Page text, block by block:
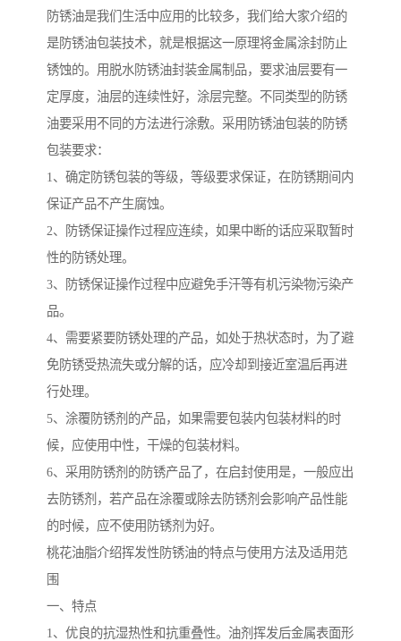
防锈油是我们生活中应用的比较多，我们给大家介绍的
是防锈油包装技术，就是根据这一原理将金属涂封防止
锈蚀的。用脱水防锈油封装金属制品，要求油层要有一
定厚度，油层的连续性好，涂层完整。不同类型的防锈
油要采用不同的方法进行涂敷。采用防锈油包装的防锈
包装要求：
1、确定防锈包装的等级，等级要求保证，在防锈期间内
保证产品不产生腐蚀。
2、防锈保证操作过程应连续，如果中断的话应采取暂时
性的防锈处理。
3、防锈保证操作过程中应避免手汗等有机污染物污染产
品。
4、需要紧要防锈处理的产品，如处于热状态时，为了避
免防锈受热流失或分解的话，应冷却到接近室温后再进
行处理。
5、涂覆防锈剂的产品，如果需要包装内包装材料的时
候，应使用中性，干燥的包装材料。
6、采用防锈剂的防锈产品了，在启封使用是，一般应出
去防锈剂，若产品在涂覆或除去防锈剂会影响产品性能
的时候，应不使用防锈剂为好。
桃花油脂介绍挥发性防锈油的特点与使用方法及适用范
围
一、特点
1、优良的抗湿热性和抗重叠性。油剂挥发后金属表面形